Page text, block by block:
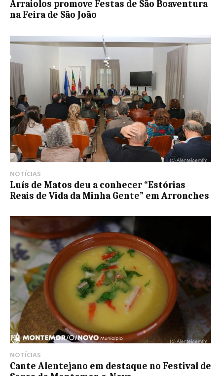
Arraiolos promove Festas de São Boaventura
na Feira de São João
NOTÍCIAS
Luís de Matos deu a conhecer “Estórias
Reais de Vida da Minha Gente” em Arronches
NOTÍCIAS
Cante Alentejano em destaque no Festival de